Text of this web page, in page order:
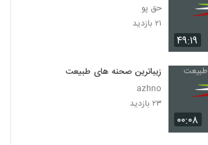
۴۹:۱۹
حق پو
۲۱ بازدید
۰۰:۰۸
زیباترین صحنه های طبیعت
azhno
۲۳ بازدید